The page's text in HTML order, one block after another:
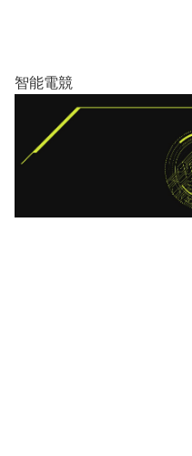
智能電競